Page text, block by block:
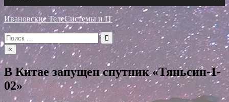
Ивановские ТелеСистемы и IT
Искать:
×
В Китае запущен спутник «Тяньсин-1-
02»